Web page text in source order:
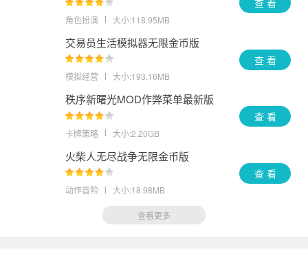
角色扮演 大小:118.95MB
查 看
交易员生活模拟器无限金币版
模拟经营 大小:193.16MB
查 看
秩序新曙光MOD作弊菜单最新版
卡牌策略 大小:2.20GB
查 看
火柴人无尽战争无限金币版
动作冒险 大小:18.98MB
查 看
查看更多